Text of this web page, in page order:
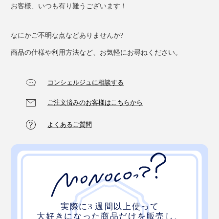
お客様、いつも有り難うございます！
なにかご不明な点などありませんか?
商品の仕様や利用方法など、お気軽にお尋ねください。
コンシェルジュに相談する
ご注文済みのお客様はこちらから
よくあるご質問